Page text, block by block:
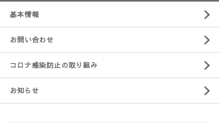
基本情報
お問い合わせ
コロナ感染防止の取り組み
お知らせ